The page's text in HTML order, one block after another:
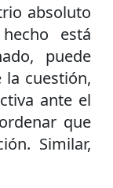
absoluto
está
puede
cuestión,
ante el
que
Similar,